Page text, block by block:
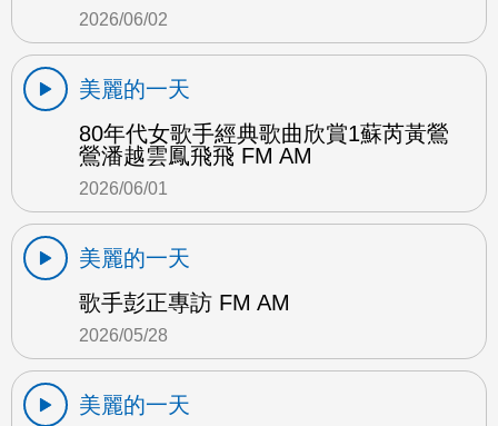
2026/06/02
美麗的一天
80年代女歌手經典歌曲欣賞1蘇芮黃鶯
鶯潘越雲鳳飛飛 FM AM
2026/06/01
美麗的一天
歌手彭正專訪 FM AM
2026/05/28
美麗的一天